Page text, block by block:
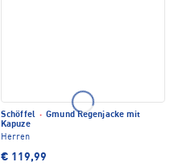
Schöffel · Gmund Regenjacke mit
Kapuze
Herren
€ 119,99